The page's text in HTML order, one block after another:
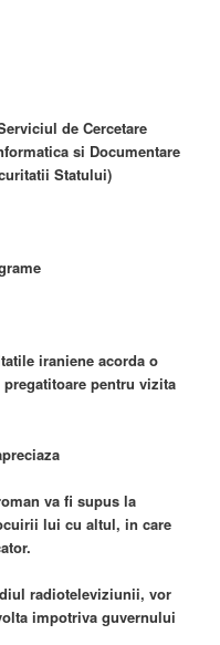
de Cercetare
si Documentare
Statului)
iraniene acorda o
pentru vizita
va fi supus la
lui cu altul, in care
radioteleviziunii, vor
impotriva guvernului